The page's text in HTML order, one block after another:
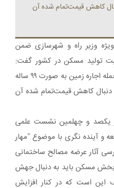
کاهش قیمت‌تمام شده آن
وزیر راه و شهرسازی ضمن
شدن ظرفیت تولید مسکن در کشور گفت:
دولت سیزدهم با راهکارهایی از جمله اجاره زمین به صورت ۹۹ ساله
کاهش قیمت‌تمام شده آن
در یکصد و چهلمین نشست علمی
آینده نگری با موضوع "مهار
آثار عرضه مصالح ساختمانی
بخش مسکن باید به دنبال جهش
این است که در کنار افزایش